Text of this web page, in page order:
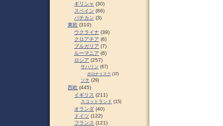
ギリシャ (30)
スペイン (86)
バチカン (3)
東欧 (310)
ウクライナ (39)
クロアチア (6)
ブルガリア (7)
ルーマニア (6)
ロシア (257)
サハリン (67)
ポロナイスク (37)
ソチ (29)
西欧 (445)
イギリス (211)
スコットランド (15)
オランダ (40)
ドイツ (122)
フランス (121)